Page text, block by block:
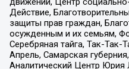
Действие,
защиты прав граждан,
осужденным и их семьям,
Серебряная тайга, Так-Так-
Апрель, Самарская
Аналитический Центр